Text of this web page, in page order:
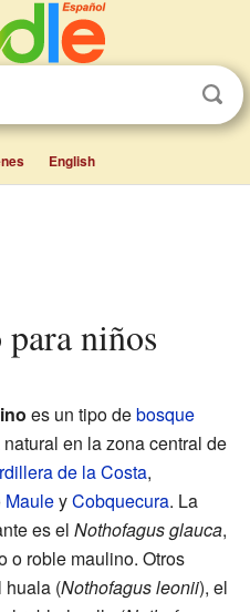
English
para niños
es un tipo debosque
en la zona central de
de la Costa,
MauleyCobquecura. La
es el Nothofagus glauca,
o roble maulino. Otros
huala (Nothofagus leonii), el